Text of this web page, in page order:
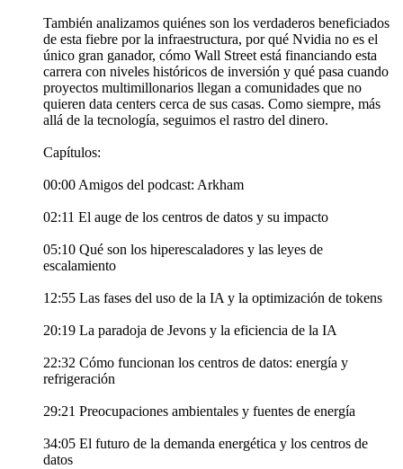
También analizamos quiénes son los verdaderos beneficiados
de esta fiebre por la infraestructura, por qué Nvidia no es el
único gran ganador, cómo Wall Street está financiando esta
carrera con niveles históricos de inversión y qué pasa cuando
proyectos multimillonarios llegan a comunidades que no
quieren data centers cerca de sus casas. Como siempre, más
allá de la tecnología, seguimos el rastro del dinero.
Capítulos:
00:00 Amigos del podcast: Arkham
02:11 El auge de los centros de datos y su impacto
05:10 Qué son los hiperescaladores y las leyes de
escalamiento
12:55 Las fases del uso de la IA y la optimización de tokens
20:19 La paradoja de Jevons y la eficiencia de la IA
22:32 Cómo funcionan los centros de datos: energía y
refrigeración
29:21 Preocupaciones ambientales y fuentes de energía
34:05 El futuro de la demanda energética y los centros de
datos